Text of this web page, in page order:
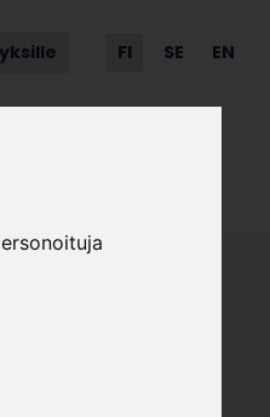
FI SE EN